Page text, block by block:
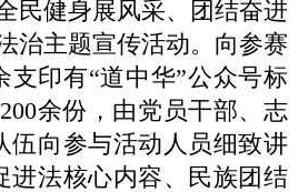
民健身展风采、团结奋进
治主题宣传活动。向参赛
支印有“道中华”公众号标
余份，由党员干部、志
伍向参与活动人员细致讲
进法核心内容、民族团结